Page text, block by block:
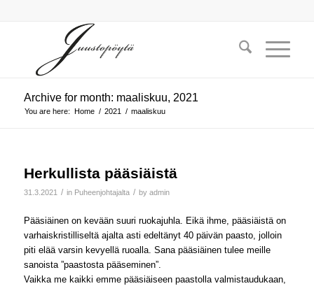
Archive for month: maaliskuu, 2021
You are here: Home / 2021 / maaliskuu
Herkullista pääsiäistä
31.3.2021 / in Puheenjohtajalta / by admin
Pääsiäinen on kevään suuri ruokajuhla. Eikä ihme, pääsiäistä on
varhaiskristilliseltä ajalta asti edeltänyt 40 päivän paasto, jolloin
piti elää varsin kevyellä ruoalla. Sana pääsiäinen tulee meille
sanoista ”paastosta pääseminen”.
Vaikka me kaikki emme pääsiäiseen paastolla valmistaudukaan,